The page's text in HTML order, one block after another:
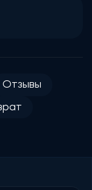
Отзывы